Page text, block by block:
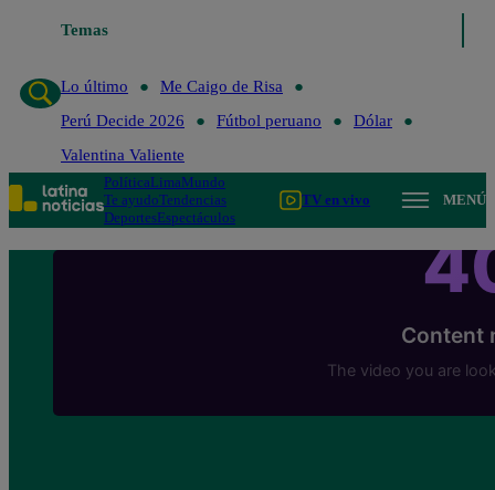
Temas
Lo último
Me Caigo de Risa
Perú Decide 2026
Fútbol peruano
Dólar
Valentina Valiente
PolíticaLimaMundo
Te ayudoTendencias
DeportesEspectáculos
TV en vivo MENÚ